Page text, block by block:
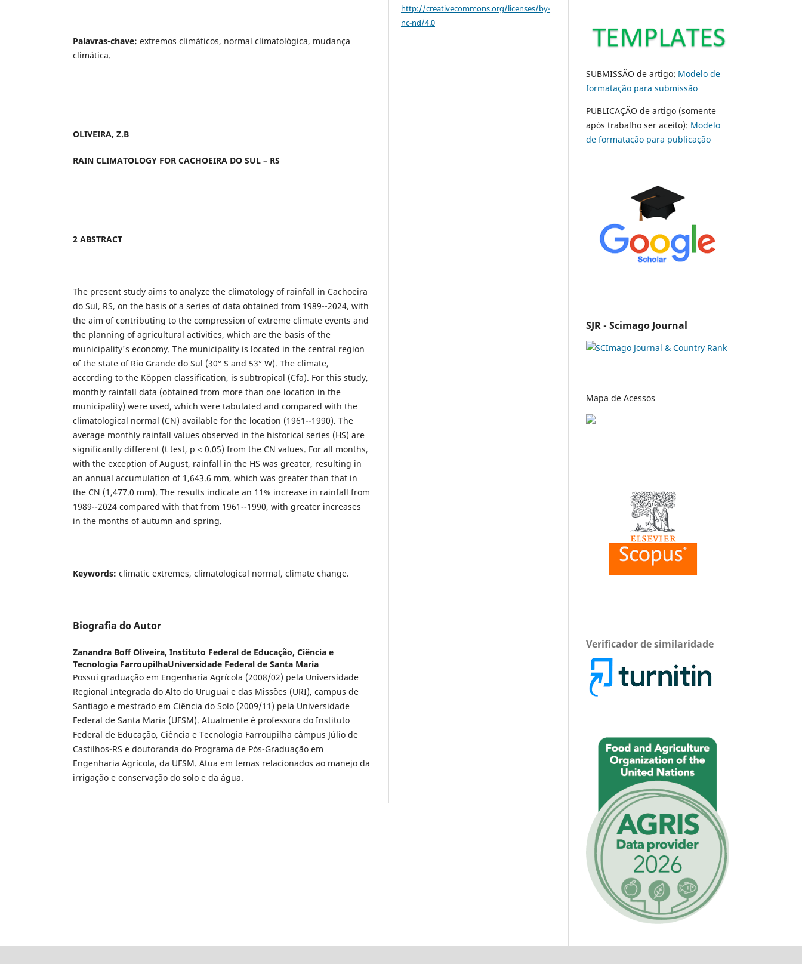
Palavras-chave: extremos climáticos, normal climatológica, mudança
climática.
OLIVEIRA, Z.B
RAIN CLIMATOLOGY FOR CACHOEIRA DO SUL – RS
2 ABSTRACT
The present study aims to analyze the climatology of rainfall in Cachoeira
do Sul, RS, on the basis of a series of data obtained from 1989--2024, with
the aim of contributing to the compression of extreme climate events and
the planning of agricultural activities, which are the basis of the
municipality's economy. The municipality is located in the central region
of the state of Rio Grande do Sul (30° S and 53° W). The climate,
according to the Köppen classification, is subtropical (Cfa). For this study,
monthly rainfall data (obtained from more than one location in the
municipality) were used, which were tabulated and compared with the
climatological normal (CN) available for the location (1961--1990). The
average monthly rainfall values observed in the historical series (HS) are
significantly different (t test, p < 0.05) from the CN values. For all months,
with the exception of August, rainfall in the HS was greater, resulting in
an annual accumulation of 1,643.6 mm, which was greater than that in
the CN (1,477.0 mm). The results indicate an 11% increase in rainfall from
1989--2024 compared with that from 1961--1990, with greater increases
in the months of autumn and spring.
Keywords: climatic extremes, climatological normal, climate change.
Biografia do Autor
Zanandra Boff Oliveira, Instituto Federal de Educação, Ciência e
Tecnologia FarroupilhaUniversidade Federal de Santa Maria
Possui graduação em Engenharia Agrícola (2008/02) pela Universidade
Regional Integrada do Alto do Uruguai e das Missões (URI), campus de
Santiago e mestrado em Ciência do Solo (2009/11) pela Universidade
Federal de Santa Maria (UFSM). Atualmente é professora do Instituto
Federal de Educação, Ciência e Tecnologia Farroupilha câmpus Júlio de
Castilhos-RS e doutoranda do Programa de Pós-Graduação em
Engenharia Agrícola, da UFSM. Atua em temas relacionados ao manejo da
irrigação e conservação do solo e da água.
http://creativecommons.org/licenses/by-
nc-nd/4.0
SUBMISSÃO de artigo: Modelo de
formatação para submissão
PUBLICAÇÃO de artigo (somente
após trabalho ser aceito): Modelo
de formatação para publicação
SJR - Scimago Journal
Mapa de Acessos
Verificador de similaridade